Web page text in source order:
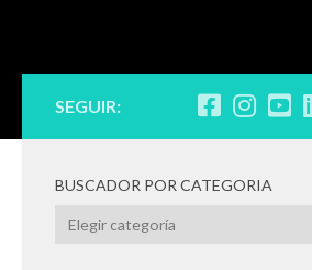
SEGUIR:
BUSCADOR POR CATEGORIA
BUSCADOR